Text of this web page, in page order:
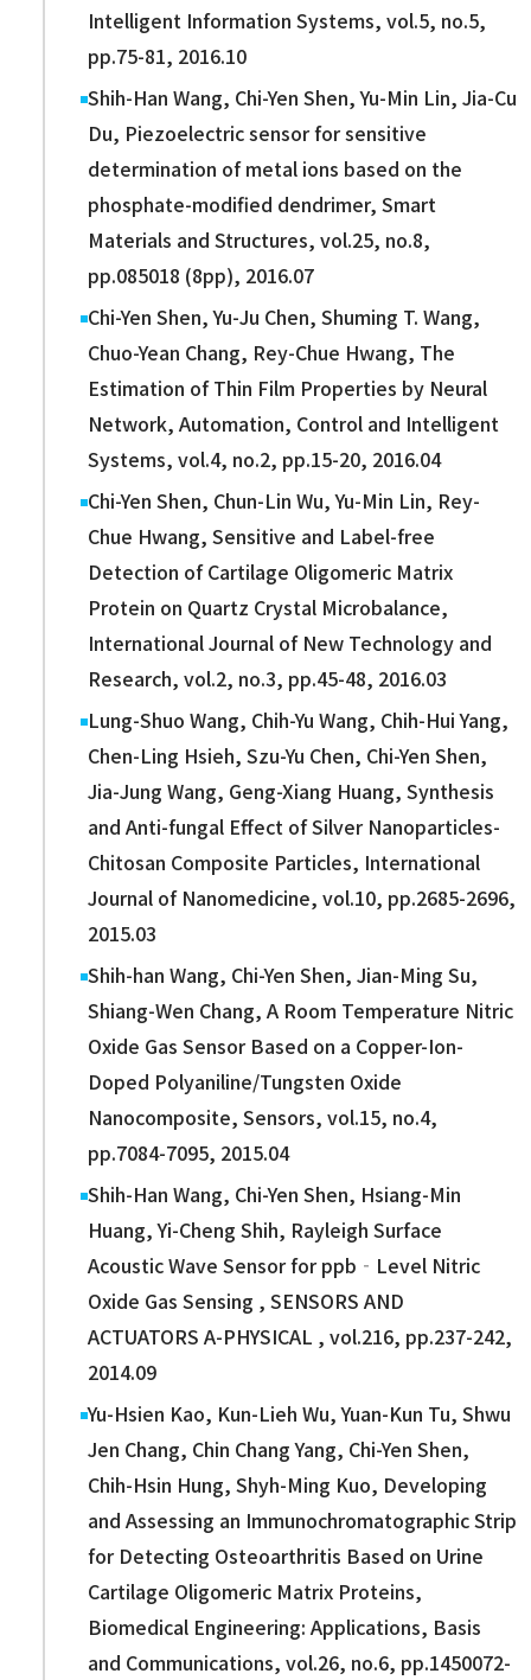
Intelligent Information Systems, vol.5, no.5,
pp.75-81, 2016.10
Shih-Han Wang, Chi-Yen Shen, Yu-Min Lin, Jia-Cu
Du, Piezoelectric sensor for sensitive
determination of metal ions based on the
phosphate-modified dendrimer, Smart
Materials and Structures, vol.25, no.8,
pp.085018 (8pp), 2016.07
Chi-Yen Shen, Yu-Ju Chen, Shuming T. Wang,
Chuo-Yean Chang, Rey-Chue Hwang, The
Estimation of Thin Film Properties by Neural
Network, Automation, Control and Intelligent
Systems, vol.4, no.2, pp.15-20, 2016.04
Chi-Yen Shen, Chun-Lin Wu, Yu-Min Lin, Rey-
Chue Hwang, Sensitive and Label-free
Detection of Cartilage Oligomeric Matrix
Protein on Quartz Crystal Microbalance,
International Journal of New Technology and
Research, vol.2, no.3, pp.45-48, 2016.03
Lung-Shuo Wang, Chih-Yu Wang, Chih-Hui Yang,
Chen-Ling Hsieh, Szu-Yu Chen, Chi-Yen Shen,
Jia-Jung Wang, Geng-Xiang Huang, Synthesis
and Anti-fungal Effect of Silver Nanoparticles-
Chitosan Composite Particles, International
Journal of Nanomedicine, vol.10, pp.2685-2696,
2015.03
Shih-han Wang, Chi-Yen Shen, Jian-Ming Su,
Shiang-Wen Chang, A Room Temperature Nitric
Oxide Gas Sensor Based on a Copper-Ion-
Doped Polyaniline/Tungsten Oxide
Nanocomposite, Sensors, vol.15, no.4,
pp.7084-7095, 2015.04
Shih-Han Wang, Chi-Yen Shen, Hsiang-Min
Huang, Yi-Cheng Shih, Rayleigh Surface
Acoustic Wave Sensor for ppb‐Level Nitric
Oxide Gas Sensing , SENSORS AND
ACTUATORS A-PHYSICAL , vol.216, pp.237-242,
2014.09
Yu-Hsien Kao, Kun-Lieh Wu, Yuan-Kun Tu, Shwu
Jen Chang, Chin Chang Yang, Chi-Yen Shen,
Chih-Hsin Hung, Shyh-Ming Kuo, Developing
and Assessing an Immunochromatographic Strip
for Detecting Osteoarthritis Based on Urine
Cartilage Oligomeric Matrix Proteins,
Biomedical Engineering: Applications, Basis
and Communications, vol.26, no.6, pp.1450072-